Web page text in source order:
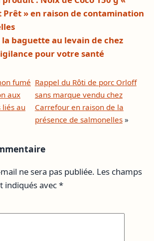
Prêt » en raison de contamination
la baguette au levain de chez
pour votre santé
fumé
aux
liés au
Rappel du Rôti de porc Orloff
sans marque vendu chez
Carrefour en raison de la
présence de salmonelles»
ne sera pas publiée. Les champs
indiqués avec*